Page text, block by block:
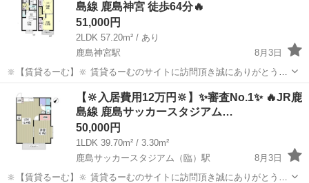
島線 鹿島神宮 徒歩64分🔥
51,000円
2LDK 57.20m² / あり
鹿島神宮駅
8月3日
🔆【賃貸るーむ】🔆 賃貸るーむのサイトに訪問頂き誠にありがとうご
ざいます🙇 当社では、どこよりも安く入居できる不動産屋を目指し 活
動しております。 ✨コンセプト✨ 1，お客様ご自身で...
鹿島神宮駅 一戸建て 物件
【🔆入居費用12万円🔆】✨審査No.1✨ 🔥JR鹿
島線 鹿島サッカースタジアム…
50,000円
1LDK 39.70m² / 3.30m²
鹿島サッカースタジアム（臨）駅
8月3日
🔆【賃貸るーむ】🔆 賃貸るーむのサイトに訪問頂き誠にありがとうご